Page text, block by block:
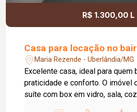
R$ 1.300,00 L
Casa para locação no
Maria Rezende - Uberlândia/MG
Excelente casa, ideal para quem
praticidade e conforto. O imóvel
suíte com box em vidro, sala,